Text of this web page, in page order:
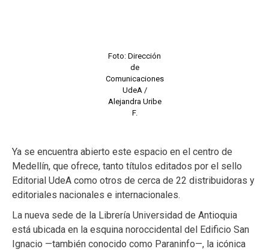
Foto: Dirección
de
Comunicaciones
UdeA /
Alejandra Uribe
F.
Ya se encuentra abierto este espacio en el centro de
Medellín, que ofrece, tanto títulos editados por el sello
Editorial UdeA como otros de cerca de 22 distribuidoras y
editoriales nacionales e internacionales.
La nueva sede de la Librería Universidad de Antioquia
está ubicada en la esquina noroccidental del Edificio San
Ignacio —también conocido como Paraninfo—, la icónica